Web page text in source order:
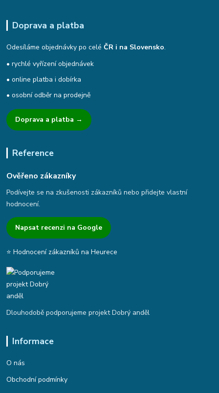
Doprava a platba
Odesíláme objednávky po celéČR i na Slovensko.
• rychlé vyřízení objednávek
• online platba i dobírka
• osobní odběr na prodejně
Doprava a platba →
Reference
Ověřeno zákazníky
Podívejte se na zkušenosti zákazníků nebo přidejte vlastní
hodnocení.
Napsat recenzi na Google
⭐ Hodnocení zákazníků na Heurece
Dlouhodobě podporujeme projekt Dobrý anděl
Informace
O nás
Obchodní podmínky